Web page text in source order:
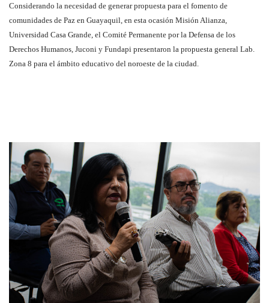
Considerando la necesidad de generar propuesta para el fomento de
comunidades de Paz en Guayaquil, en esta ocasión Misión Alianza,
Universidad Casa Grande, el Comité Permanente por la Defensa de los
Derechos Humanos, Juconi y Fundapi presentaron la propuesta general Lab.
Zona 8 para el ámbito educativo del noroeste de la ciudad.